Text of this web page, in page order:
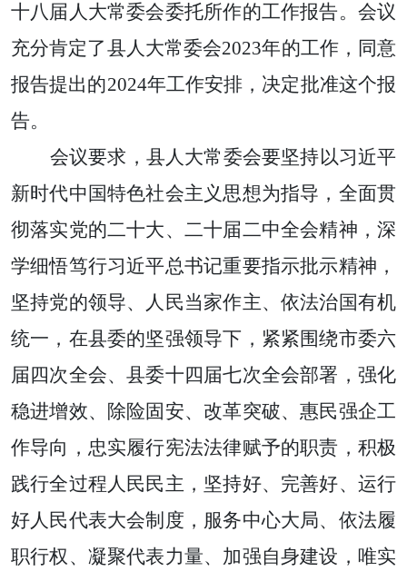
十八届人大常委会委托所作的工作报告。 会议
充分肯定了县人大常委会2023年的工作，同意
报告提出的2024年工作安排 ， 决定批准这个报
告。
会议要求，县人大常委会要坚持以习近平
新时代中国特色社会主义思想为指导，全面贯
彻落实党的二十大、 二十届二中全会精神，深
学细悟笃行习近平总书记重要指示批示精神，
坚持党的领导、人民当家作主、依法治国有机
统一， 在县委的坚强领导下， 紧紧围绕市委六
届四次全会、县委十四届七次全会部署，强化
稳进增效、除险固安、改革突破、惠民强企工
作导向， 忠实履行宪法法律赋予的职责， 积极
践行全过程人民民主，坚持好、完善好、运行
好人民代表大会制度，服务中心大局、依法履
职行权、凝聚代表力量、加强自身建设，唯实